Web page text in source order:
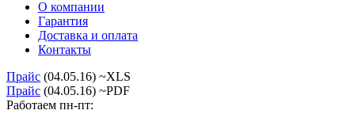
О компании
Гарантия
Доставка и оплата
Контакты
Прайс (04.05.16) ~XLS
Прайс (04.05.16) ~PDF
Работаем пн-пт: